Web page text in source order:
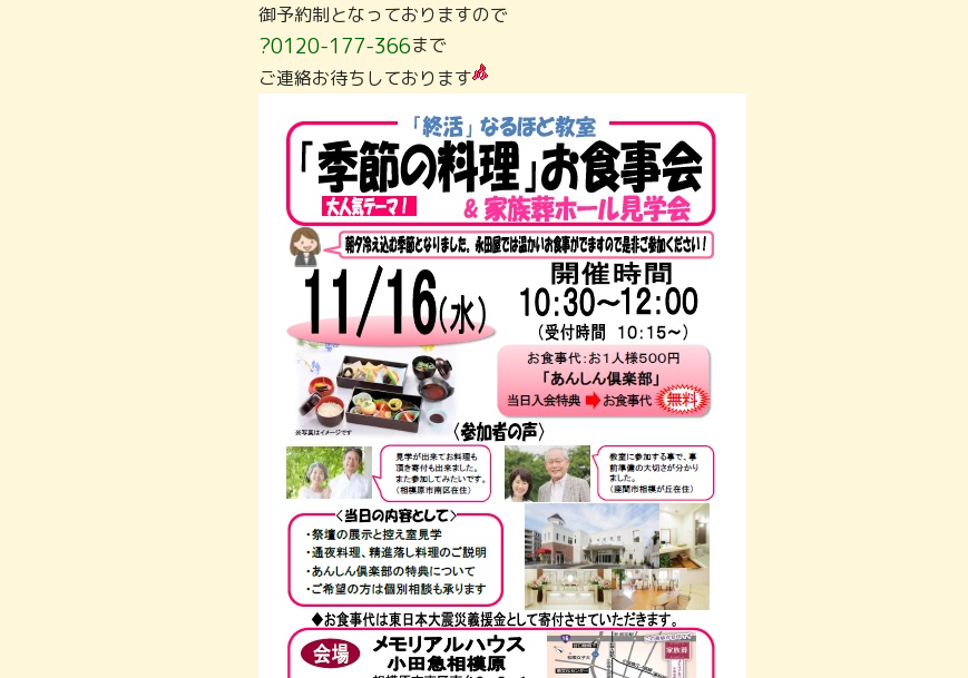
御予約制となっておりますので
?0120-177-366まで
ご連絡お待ちしております